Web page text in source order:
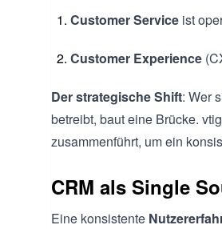
Customer Service ist
Customer Experience
Der strategische Shift: Wer
betreibt, baut eine Brücke.
zusammenführt, um ein
CRM als Single
Eine konsistente